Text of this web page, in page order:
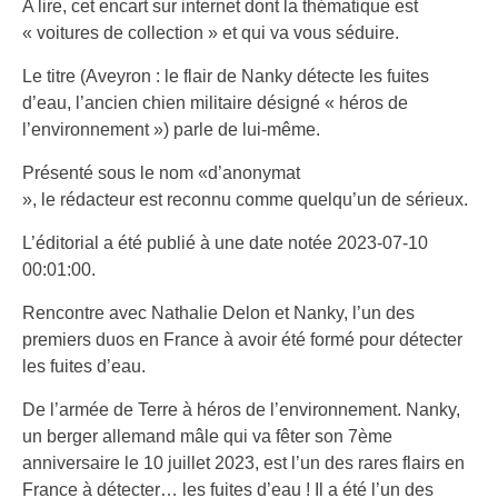
A lire, cet encart sur internet dont la thématique est
« voitures de collection » et qui va vous séduire.
Le titre (Aveyron : le flair de Nanky détecte les fuites
d’eau, l’ancien chien militaire désigné « héros de
l’environnement ») parle de lui-même.
Présenté sous le nom «d’anonymat
», le rédacteur est reconnu comme quelqu’un de sérieux.
L’éditorial a été publié à une date notée 2023-07-10
00:01:00.
Rencontre avec Nathalie Delon et Nanky, l’un des
premiers duos en France à avoir été formé pour détecter
les fuites d’eau.
De l’armée de Terre à héros de l’environnement. Nanky,
un berger allemand mâle qui va fêter son 7ème
anniversaire le 10 juillet 2023, est l’un des rares flairs en
France à détecter… les fuites d’eau ! Il a été l’un des